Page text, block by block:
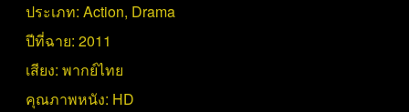
ประเภท: Action, Drama
ปีที่ฉาย: 2011
เสียง: พากย์ไทย
คุณภาพหนัง: HD